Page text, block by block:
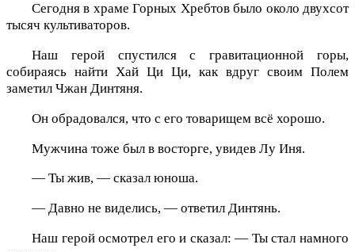
Сегодня в храме Горных Хребтов было около двухсот
тысяч культиваторов.
Наш герой спустился с гравитационной горы,
собираясь найти Хай Ци Ци, как вдруг своим Полем
заметил Чжан Динтяня.
Он обрадовался, что с его товарищем всё хорошо.
Мужчина тоже был в восторге, увидев Лу Иня.
— Ты жив, — сказал юноша.
— Давно не виделись, — ответил Динтянь.
Наш герой осмотрел его и сказал: — Ты стал намного